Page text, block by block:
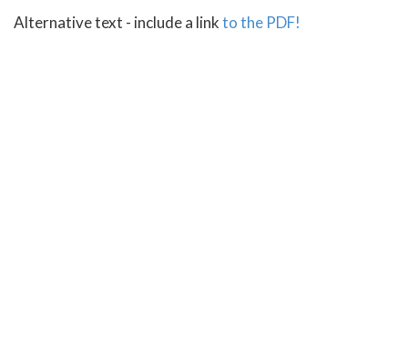
Alternative text - include a linkto the PDF!